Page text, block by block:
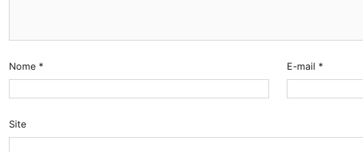
Nome * E-mail *
Site